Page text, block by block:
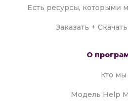
Есть ресурсы, которыми
Заказать +
О
Кто мы
Модель Help